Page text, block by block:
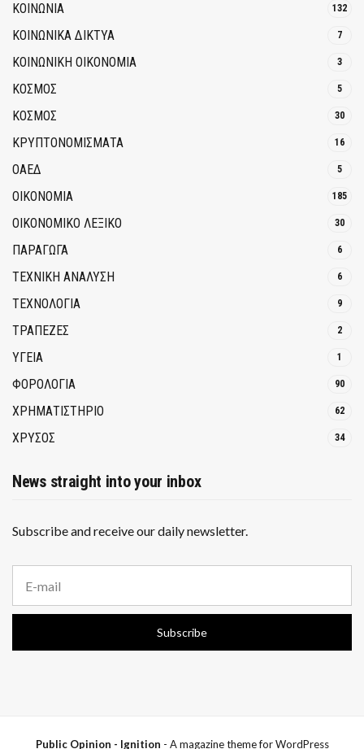
ΚΟΙΝΩΝΙΑ 132
ΚΟΙΝΩΝΙΚΆ ΔΊΚΤΥΑ 7
ΚΟΙΝΩΝΙΚΉ ΟΙΚΟΝΟΜΊΑ 3
ΚΟΣΜΟΣ 5
ΚΟΣΜΟΣ 30
ΚΡΥΠΤΟΝΟΜΊΣΜΑΤΑ 16
ΟΑΕΔ 5
ΟΙΚΟΝΟΜΙΑ 185
ΟΙΚΟΝΟΜΙΚΟ ΛΕΞΙΚΟ 30
ΠΑΡΑΓΩΓΑ 6
ΤΕΧΝΙΚΗ ΑΝΑΛΥΣΗ 6
ΤΕΧΝΟΛΟΓΙΑ 9
ΤΡΆΠΕΖΕΣ 2
ΥΓΕΙΑ 1
ΦΟΡΟΛΟΓΙΑ 90
ΧΡΗΜΑΤΙΣΤΗΡΙΟ 62
ΧΡΥΣΟΣ 34
News straight into your inbox
Subscribe and receive our daily newsletter.
a
i
a
Subscribe
Public Opinion - Ignition - A magazine theme for WordPress